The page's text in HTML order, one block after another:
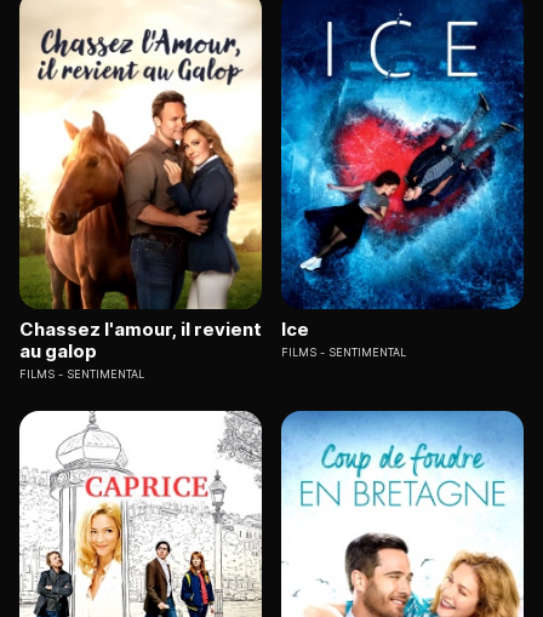
Chassez l'amour, il revient
au galop
FILMS SENTIMENTAL
Ice
FILMS SENTIMENTAL